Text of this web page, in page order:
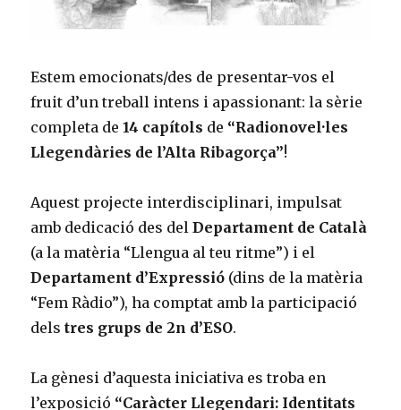
Estem emocionats/des de presentar-vos el
fruit d’un treball intens i apassionant: la sèrie
completa de14 capítols de “Radionovel·les
Llegendàries de l’Alta Ribagorça”!
Aquest projecte interdisciplinari, impulsat
amb dedicació des delDepartament de Català
(a la matèria “Llengua al teu ritme”) i el
Departament d’Expressió (dins de la matèria
“Fem Ràdio”), ha comptat amb la participació
delstres grups de 2n d’ESO.
La gènesi d’aquesta iniciativa es troba en
l’exposició “Caràcter Llegendari: Identitats